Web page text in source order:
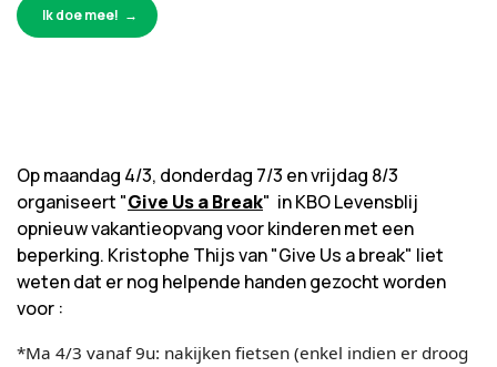
Ik doe mee!
Op maandag 4/3, donderdag 7/3 en vrijdag 8/3
organiseert "Give Us a Break" in KBO Levensblij
opnieuw vakantieopvang voor kinderen met een
beperking. Kristophe Thijs van "Give Us a break" liet
weten dat er nog helpende handen gezocht worden
voor :
*Ma 4/3 vanaf 9u: nakijken fietsen (enkel indien er droog